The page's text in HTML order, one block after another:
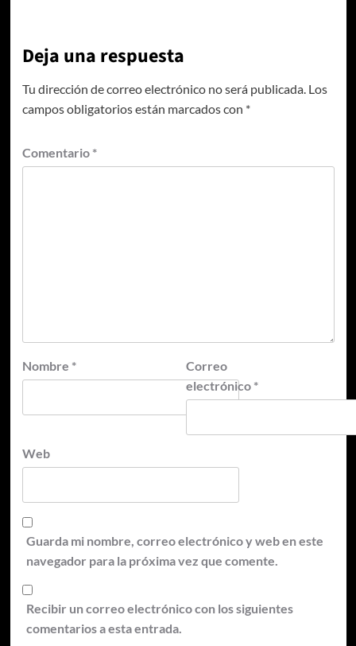
Deja una respuesta
Tu dirección de correo electrónico no será publicada. Los
campos obligatorios están marcados con *
Comentario *
Nombre *
Correo
electrónico *
Web
Guarda mi nombre, correo electrónico y web en este
navegador para la próxima vez que comente.
Recibir un correo electrónico con los siguientes
comentarios a esta entrada.